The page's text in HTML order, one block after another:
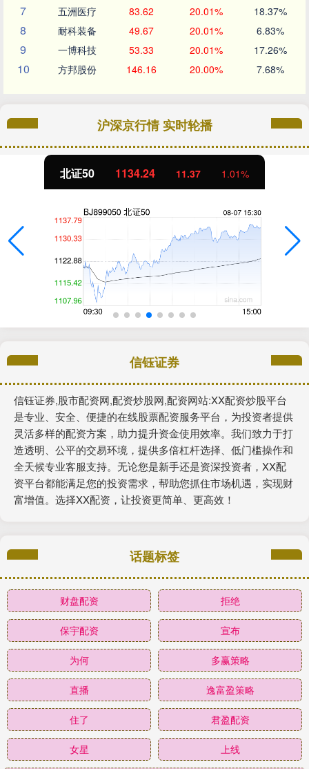
7 五洲医疗 83.62 20.01% 18.37%
8 耐科装备 49.67 20.01% 6.83%
9 一博科技 53.33 20.01% 17.26%
10 方邦股份 146.16 20.00% 7.68%
沪深京行情 实时轮播
北证50 1134.24 11.37 1.01%
信钰证券
信钰证券,股市配资网,配资炒股网,配资网站:XX配资炒股平台
是专业、安全、便捷的在线股票配资服务平台，为投资者提供
灵活多样的配资方案，助力提升资金使用效率。我们致力于打
造透明、公平的交易环境，提供多倍杠杆选择、低门槛操作和
全天候专业客服支持。无论您是新手还是资深投资者，XX配
资平台都能满足您的投资需求，帮助您抓住市场机遇，实现财
富增值。选择XX配资，让投资更简单、更高效！
话题标签
财盘配资 拒绝
保宇配资 宣布
为何 多赢策略
直播 逸富盈策略
住了 君盈配资
女星 上线